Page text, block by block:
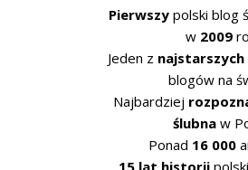
Pierwszypolski blog
w 2009
Jeden z najstarszych
blogów na
Najbardziej
ślubna w
Ponad 16 000
15 lat historii